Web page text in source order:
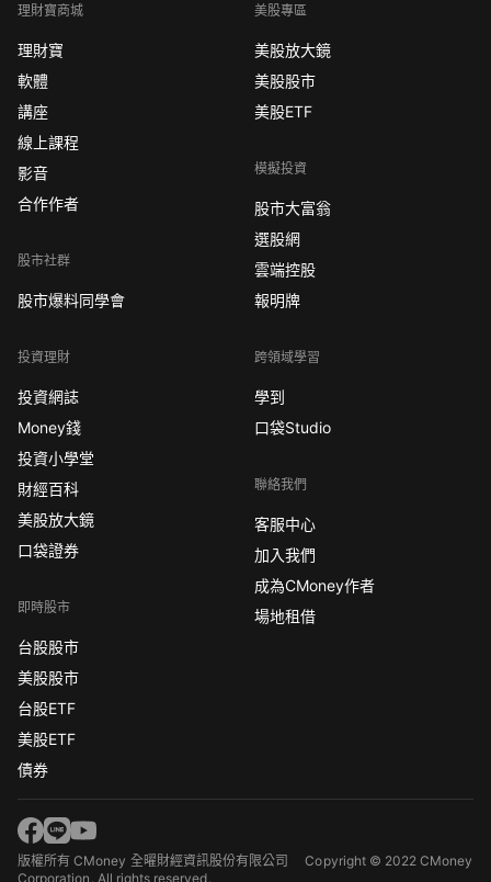
理財寶商城
理財寶
軟體
講座
線上課程
影音
合作作者
股市社群
股市爆料同學會
投資理財
投資網誌
Money錢
投資小學堂
財經百科
美股放大鏡
口袋證券
即時股市
台股股市
美股股市
台股ETF
美股ETF
債券
美股專區
美股放大鏡
美股股市
美股ETF
模擬投資
股市大富翁
選股網
雲端控股
報明牌
跨領域學習
學到
口袋Studio
聯絡我們
客服中心
加入我們
成為CMoney作者
場地租借
版權所有 CMoney 全曜財經資訊股份有限公司Copyright © 2022 CMoney
Corporation. All rights reserved.